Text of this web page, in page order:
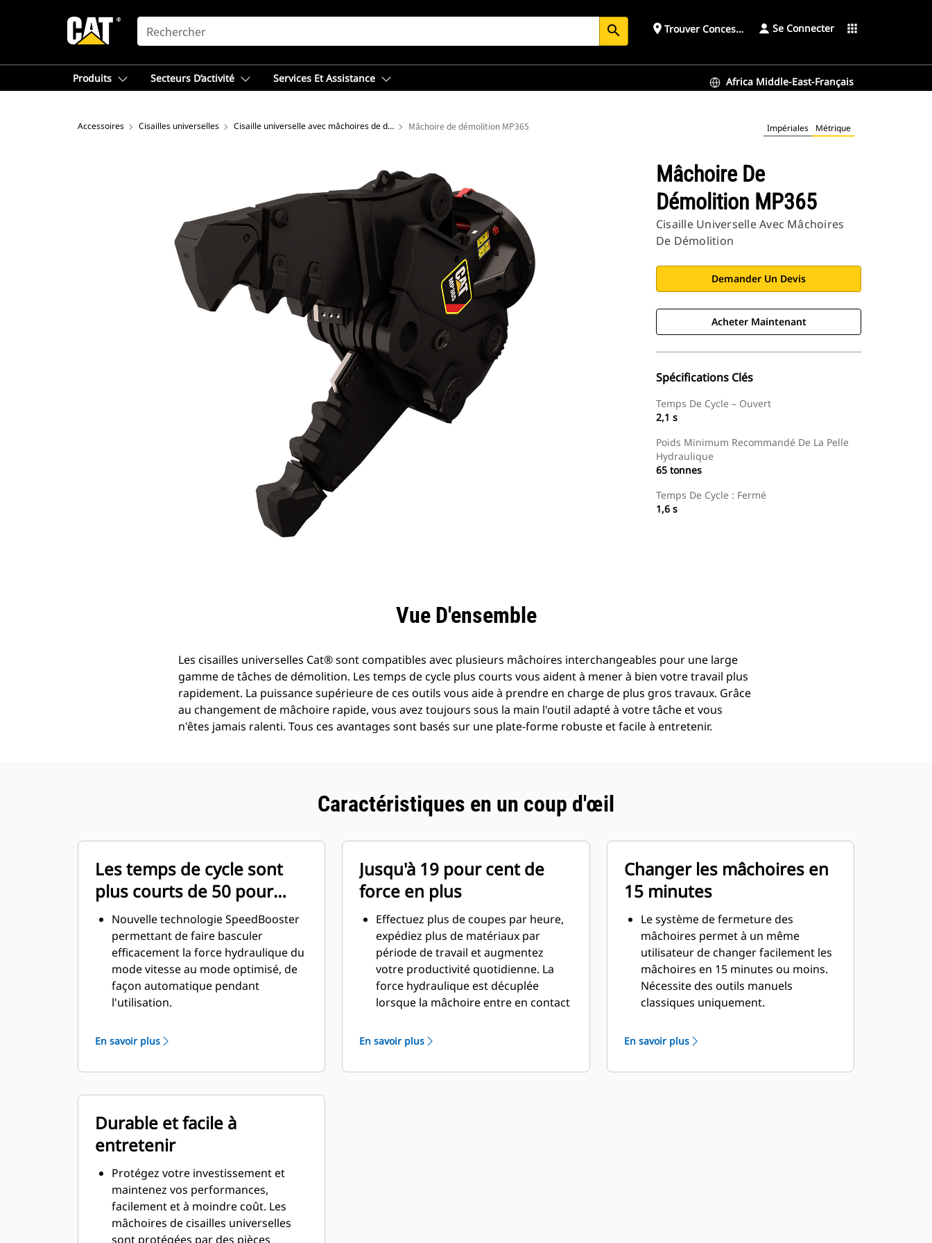
SEARCH search place Trouver ConcessionnaireSe Connecter apps
Produits Secteurs D’activité Services Et Assistance Africa Middle-East-Français
Accessoires Cisailles universelles Cisaille universelle avec mâchoires de démolition Mâchoire de démolition MP365 Impériales Métrique
Mâchoire De
Démolition MP365
Cisaille Universelle Avec Mâchoires
De Démolition
Demander Un Devis
Acheter Maintenant
Spécifications Clés
Temps De Cycle – Ouvert
2,1 s
Poids Minimum Recommandé De La Pelle
Hydraulique
65 tonnes
Temps De Cycle : Fermé
1,6 s
Vue D'ensemble
Les cisailles universelles Cat® sont compatibles avec plusieurs mâchoires interchangeables pour une large
gamme de tâches de démolition. Les temps de cycle plus courts vous aident à mener à bien votre travail plus
rapidement. La puissance supérieure de ces outils vous aide à prendre en charge de plus gros travaux. Grâce
au changement de mâchoire rapide, vous avez toujours sous la main l'outil adapté à votre tâche et vous
n'êtes jamais ralenti. Tous ces avantages sont basés sur une plate-forme robuste et facile à entretenir.
Caractéristiques en un coup d'œil
Les temps de cycle sont
plus courts de 50 pour
cent
Nouvelle technologie SpeedBooster
permettant de faire basculer
efficacement la force hydraulique du
mode vitesse au mode optimisé, de
façon automatique pendant
l'utilisation.
attendre que la mâchoire s'ouvre ou
se ferme au contact, car la soupape
de vitesse s'ajuste automatiquement
La force maximale d'écrasement/de
coupe est appliquée dès que la
mâchoire entre en contact avec le
matériau.
En savoir plus
Jusqu'à 19 pour cent de
force en plus
Effectuez plus de coupes par heure,
expédiez plus de matériaux par
période de travail et augmentez
votre productivité quotidienne. La
force hydraulique est décuplée
lorsque la mâchoire entre en contact
rapide.
Appliquez plus de puissance, même
avec les pelles hydrauliques plus
En savoir plus
Changer les mâchoires en
15 minutes
Le système de fermeture des
mâchoires permet à un même
utilisateur de changer facilement les
mâchoires en 15 minutes ou moins.
Nécessite des outils manuels
classiques uniquement.
simples et sûrs font partie de la
conception. Chaque mâchoire reste
stable sur le support de mâchoire
En savoir plus
Durable et facile à
entretenir
Protégez votre investissement et
maintenez vos performances,
facilement et à moindre coût. Les
mâchoires de cisailles universelles
sont protégées par des pièces